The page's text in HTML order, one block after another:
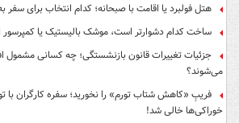
هتل فولبرد یا اقامت با صبحانه؛ کدام انتخاب برای
ساخت کدام دشوارتر است، موشک بالیستیک یا کمپرسور
جزئیات تغییرات قانون بازنشستگی؛ چه کسانی
می‌شوند؟
خوراکی‌ها خالی شد!